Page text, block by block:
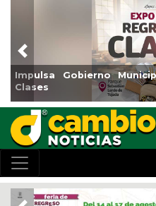
Impulsa Gobierno
Clases
Previous